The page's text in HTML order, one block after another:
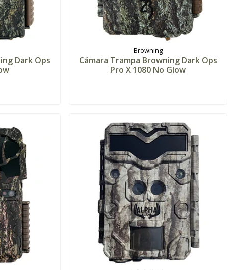
Dark Ops
Browning
Cámara Trampa Browning Dark Ops
Pro X 1080 No Glow